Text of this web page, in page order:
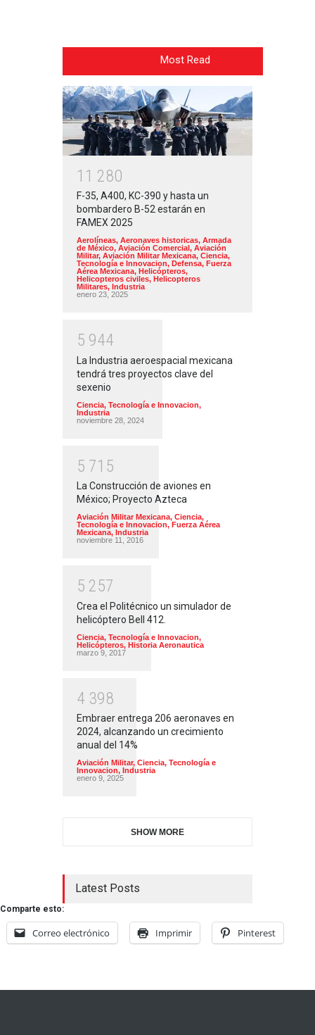
Most Read
1 1 280
F-35, A400, KC-390 y hasta un
bombardero B-52 estarán en
FAMEX 2025
Aerolíneas, Aeronaves historicas, Armada
de México, Aviación Comercial, Aviación
Militar, Aviación Militar Mexicana, Ciencia,
Tecnología e Innovacion, Defensa, Fuerza
Aérea Mexicana, Helicópteros,
Helicopteros civiles, Helicopteros
Militares, Industria
enero 23, 2025
5 944
La Industria aeroespacial mexicana
tendrá tres proyectos clave del
sexenio
Ciencia, Tecnología e Innovacion,
Industria
noviembre 28, 2024
5 71 5
La Construcción de aviones en
México; Proyecto Azteca
Aviación Militar Mexicana, Ciencia,
Tecnología e Innovacion, Fuerza Aérea
Mexicana, Industria
noviembre 11, 2016
5 257
Crea el Politécnico un simulador de
helicóptero Bell 412.
Ciencia, Tecnología e Innovacion,
Helicópteros, Historia Aeronautica
marzo 9, 2017
4 398
Embraer entrega 206 aeronaves en
2024, alcanzando un crecimiento
anual del 14%
Aviación Militar, Ciencia, Tecnología e
Innovacion, Industria
enero 9, 2025
SHOW MORE
Latest Posts
Comparte esto:
Correo electrónico Imprimir Pinterest